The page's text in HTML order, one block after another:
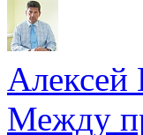
Алексей
Между